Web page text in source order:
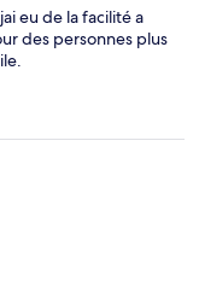
eu de la facilité a
des personnes plus